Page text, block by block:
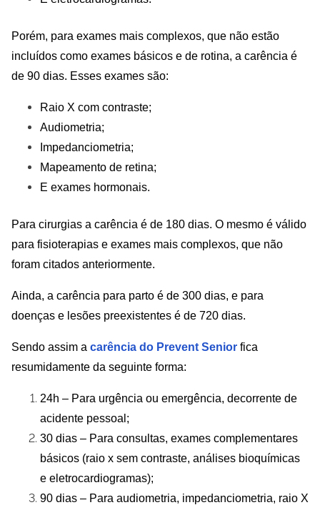
Porém, para exames mais complexos, que não estão
incluídos como exames básicos e de rotina, a carência é
de 90 dias. Esses exames são:
Raio X com contraste;
Audiometria;
Impedanciometria;
Mapeamento de retina;
E exames hormonais.
Para cirurgias a carência é de 180 dias. O mesmo é válido
para fisioterapias e exames mais complexos, que não
foram citados anteriormente.
Ainda, a carência para parto é de 300 dias, e para
doenças e lesões preexistentes é de 720 dias.
Sendo assim a carência do Prevent Senior fica
resumidamente da seguinte forma:
24h – Para urgência ou emergência, decorrente de
acidente pessoal;
30 dias – Para consultas, exames complementares
básicos (raio x sem contraste, análises bioquímicas
e eletrocardiogramas);
90 dias – Para audiometria, impedanciometria, raio X